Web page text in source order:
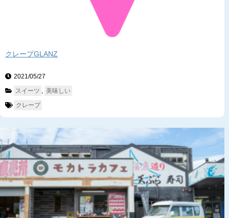
クレープGLANZ
2021/05/27
スイーツ
美味しい
クレープ